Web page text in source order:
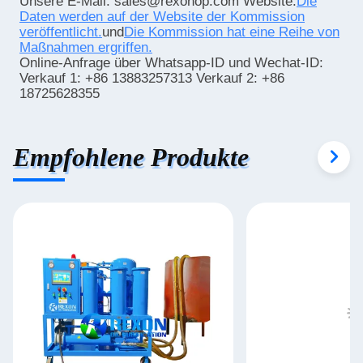
Daten werden auf der Website der Kommission
veröffentlicht.undDie Kommission hat eine Reihe von
Maßnahmen ergriffen.
Online-Anfrage über Whatsapp-ID und Wechat-ID:
Verkauf 1: +86 13883257313 Verkauf 2: +86
18725628355
Empfohlene Produkte